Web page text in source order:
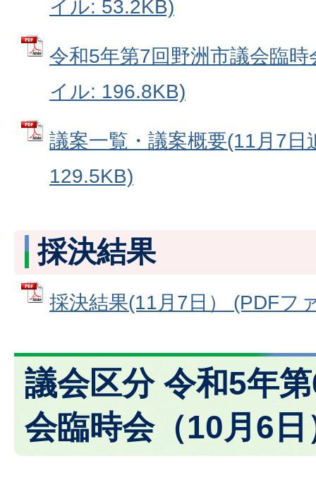
イル: 53.2KB)
令和5年第7回野洲市議会臨
イル: 196.8KB)
議案一覧・議案概要(11月7
129.5KB)
採決結果
採決結果(11月7日） (PDFフ
議会区分 令和5年
会臨時会（10月6日